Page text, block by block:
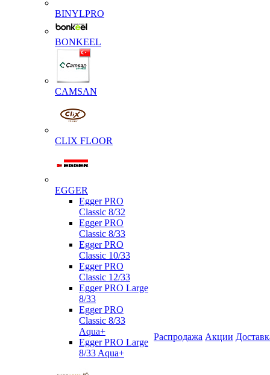
BINYLPRO
BONKEEL
CAMSAN
CLIX FLOOR
EGGER
Egger PRO
Classic 8/32
Egger PRO
Classic 8/33
Egger PRO
Classic 10/33
Egger PRO
Classic 12/33
Egger PRO Large
8/33
Egger PRO
Classic 8/33
Aqua+
Egger PRO Large
8/33 Aqua+
Распродажа Акции